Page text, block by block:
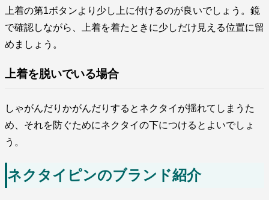
上着の第1ボタンより少し上に付けるのが良いでしょう。鏡
で確認しながら、上着を着たときに少しだけ見える位置に留
めましょう。
上着を脱いでいる場合
しゃがんだりかがんだりするとネクタイが揺れてしまうた
め、それを防ぐためにネクタイの下につけるとよいでしょ
う。
ネクタイピンのブランド紹介